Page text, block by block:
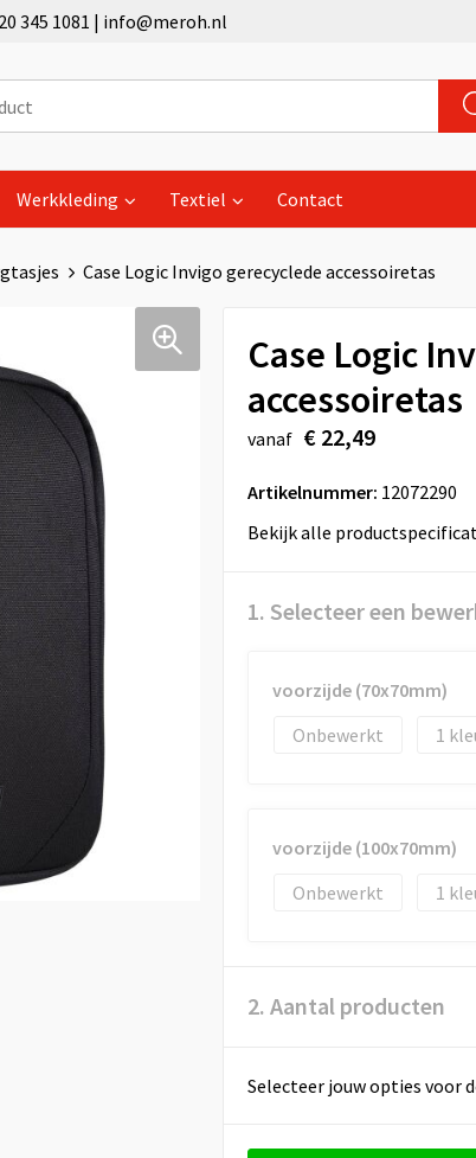
345 1081 | info@meroh.nl
Werkkleding Textiel Contact
Case Logic Invigo gerecyclede accessoiretas
Case Logic
accessoiretas
vanaf € 22,49
Artikelnummer: 12072290
Bekijk alle
1. Selecteer een
voorzijde (70x70mm)
Onbewerkt
1
voorzijde (100x70mm)
Onbewerkt
1
2. Aantal producten
Selecteer jouw opties voor